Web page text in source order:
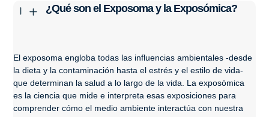
K L ¿Qué son el Exposoma y la Exposómica?
El exposoma engloba todas las influencias ambientales -desde
la dieta y la contaminación hasta el estrés y el estilo de vida-
que determinan la salud a lo largo de la vida. La exposómica
es la ciencia que mide e interpreta esas exposiciones para
comprender cómo el medio ambiente interactúa con nuestra